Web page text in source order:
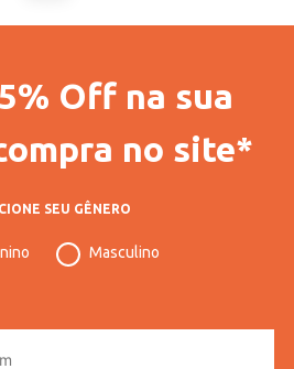
Off na sua
no site*
SEU GÊNERO
Masculino